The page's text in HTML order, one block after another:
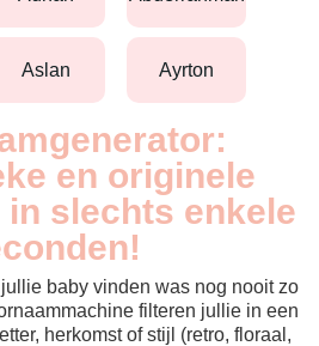
aslan ayrton
en originele
slechts enkele
baby vinden was nog nooit zo
filteren jullie in een
herkomst of stijl (retro, floraal,